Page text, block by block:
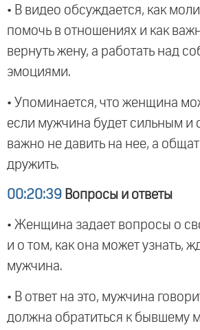
• В видео обсуждается, как
помочь в отношениях и как
вернуть жену, а работать над
эмоциями.
• Упоминается, что женщина
если мужчина будет сильным и
важно не давить на нее, а
дружить.
00:20:39 Вопросы и ответы
• Женщина задает вопросы о
и о том, как она может узнать,
мужчина.
• В ответ на это, мужчина
должна обратиться к бывшему